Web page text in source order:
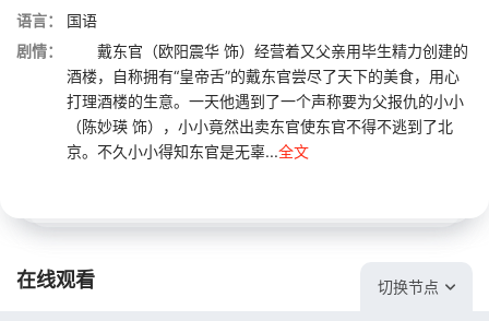
语言：
国语
剧情：
戴东官（欧阳震华 饰）经营着又父亲用毕生精力创建的
酒楼，自称拥有“皇帝舌”的戴东官尝尽了天下的美食，用心
打理酒楼的生意。一天他遇到了一个声称要为父报仇的小小
（陈妙瑛 饰），小小竟然出卖东官使东官不得不逃到了北
京。不久小小得知东官是无辜...全文
在线观看 切换节点